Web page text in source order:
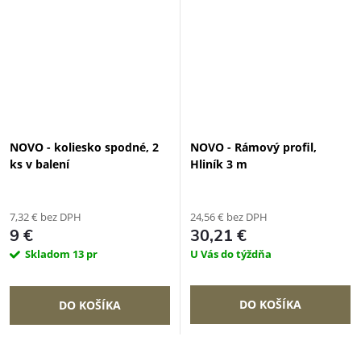
NOVO - koliesko spodné, 2
ks v balení
7,32 € bez DPH
9 €
Skladom 13 pr
DO KOŠÍKA
NOVO - Rámový profil,
Hliník 3 m
24,56 € bez DPH
30,21 €
U Vás do týždňa
DO KOŠÍKA